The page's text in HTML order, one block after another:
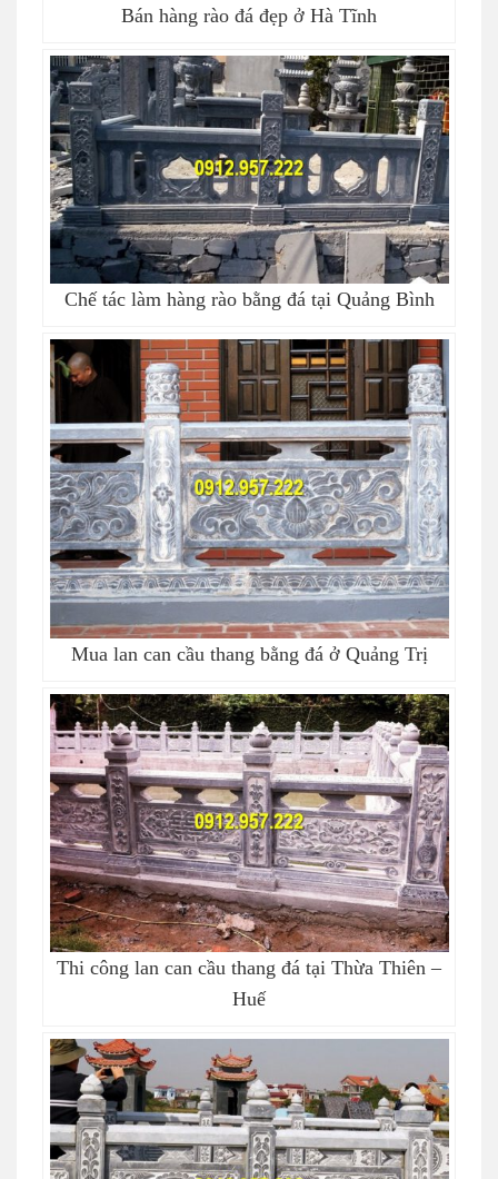
Bán hàng rào đá đẹp ở Hà Tĩnh
Chế tác làm hàng rào bằng đá tại Quảng Bình
Mua lan can cầu thang bằng đá ở Quảng Trị
Thi công lan can cầu thang đá tại Thừa Thiên –
Huế